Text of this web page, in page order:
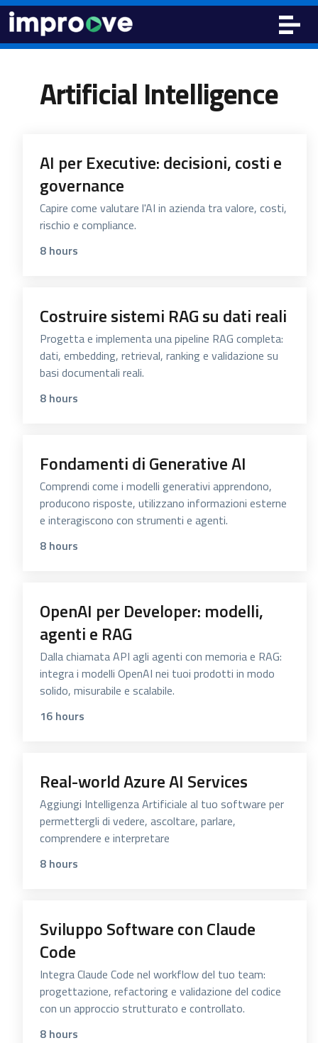
Artificial Intelligence
AI per Executive: decisioni, costi e
governance
Capire come valutare l'AI in azienda tra valore, costi,
rischio e compliance.
8 hours
Costruire sistemi RAG su dati reali
Progetta e implementa una pipeline RAG completa:
dati, embedding, retrieval, ranking e validazione su
basi documentali reali.
8 hours
Fondamenti di Generative AI
Comprendi come i modelli generativi apprendono,
producono risposte, utilizzano informazioni esterne
e interagiscono con strumenti e agenti.
8 hours
OpenAI per Developer: modelli,
agenti e RAG
Dalla chiamata API agli agenti con memoria e RAG:
integra i modelli OpenAI nei tuoi prodotti in modo
solido, misurabile e scalabile.
16 hours
Real-world Azure AI Services
Aggiungi Intelligenza Artificiale al tuo software per
permettergli di vedere, ascoltare, parlare,
comprendere e interpretare
8 hours
Sviluppo Software con Claude
Code
Integra Claude Code nel workflow del tuo team:
progettazione, refactoring e validazione del codice
con un approccio strutturato e controllato.
8 hours